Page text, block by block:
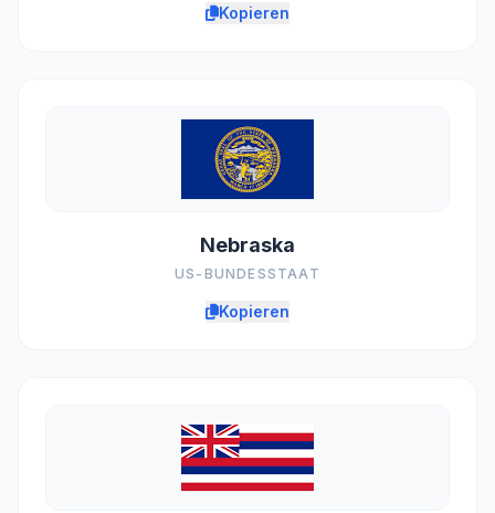
Kopieren
Nebraska
US-BUNDESSTAAT
Kopieren